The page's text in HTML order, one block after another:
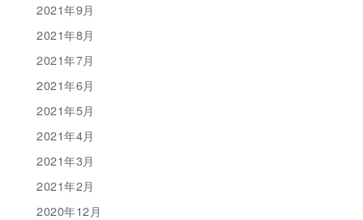
2021年9月
2021年8月
2021年7月
2021年6月
2021年5月
2021年4月
2021年3月
2021年2月
2020年12月